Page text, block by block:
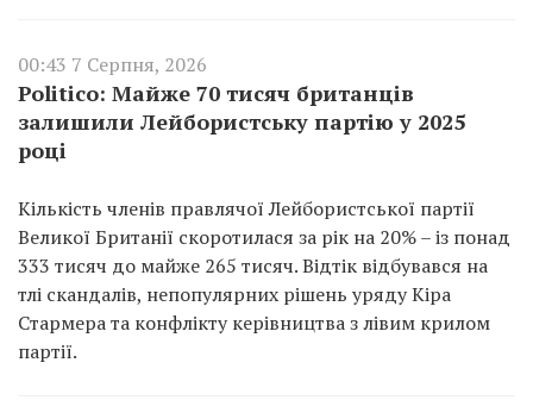
00:43 7 Серпня, 2026
Politico: Майже 70 тисяч британців
залишили Лейбористську партію у 2025
році
Кількість членів правлячої Лейбористської партії
Великої Британії скоротилася за рік на 20% – із понад
333 тисяч до майже 265 тисяч. Відтік відбувався на
тлі скандалів, непопулярних рішень уряду Кіра
Стармера та конфлікту керівництва з лівим крилом
партії.